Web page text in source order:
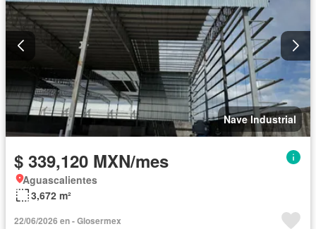
Nave Industrial
$ 339,120 MXN/mes
Aguascalientes
3,672 m²
22/06/2026 en - Glosermex